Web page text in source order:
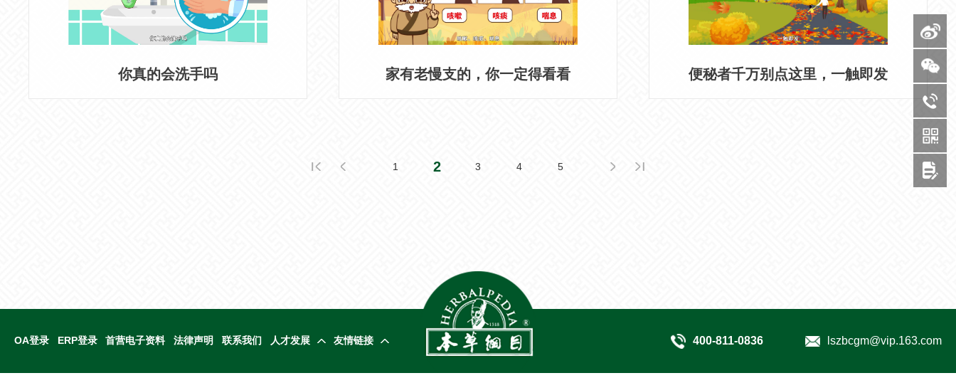
你真的会洗手吗 家有老慢支的，你一定得看看 便秘者千万别点这里，一触即发
1 2 3 4 5
OA登录 ERP登录 首营电子资料 法律声明 联系我们 人才发展 友情链接 400-811-0836 lszbcgm@vip.163.com